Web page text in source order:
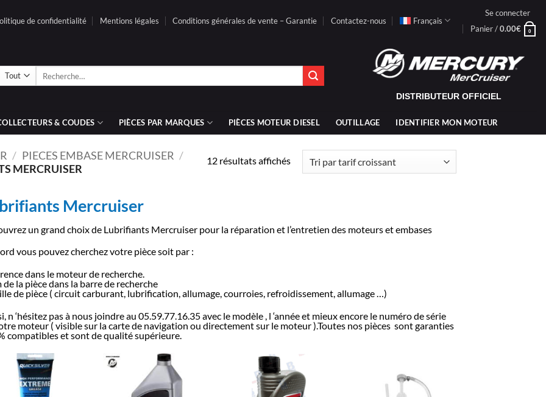
de confidentialité Mentions légales Conditions générales de vente – Garantie Contactez-nous Français
Se connecter
Panier /0.00€ 0
Recherche
DISTRIBUTEUR OFFICIEL
& COUDES PIÈCES PAR MARQUES PIÈCES MOTEUR DIESEL OUTILLAGE IDENTIFIER MON MOTEUR
/ PIECES EMBASE MERCRUISER /
MERCRUISER
12 résultats affichésTrié
Mercruiser
un grand choix de Lubrifiants Mercruiser pour la réparation et l’entretien des moteurs et embases
vous pouvez cherchez votre pièce soit par :
dans le moteur de recherche.
de la pièce dans la barre de recherche
de pièce ( circuit carburant, lubrification, allumage, courroies, refroidissement, allumage …)
n ‘hésitez pas à nous joindre au 05.59.77.16.35 avec le modèle , l ‘année et mieux encore le numéro de série
moteur ( visible sur la carte de navigation ou directement sur le moteur ).Toutes nos pièces sont garanties
compatibles et sont de qualité supérieure.
AJOUTER
AJOUTER
AJOUTER
AJOUTER